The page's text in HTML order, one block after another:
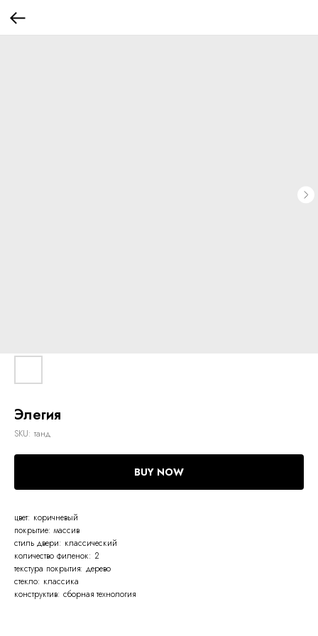
Элегия
SKU: танд
BUY NOW
цвет: коричневый
покрытие: массив
стиль двери: классический
количество филенок: 2
текстура покрытия: дерево
стекло: классика
конструктив: сборная технология